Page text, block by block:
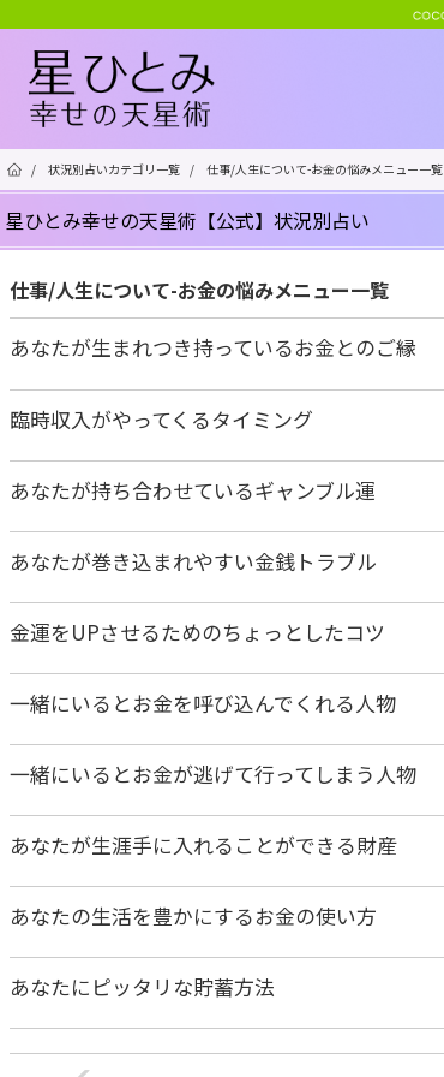
/ 状況別占いカテゴリ一覧 / 仕事/人生について-お金の悩みメニュー一覧
星ひとみ幸せの天星術【公式】状況別占い
仕事/人生について-お金の悩みメニュー一覧
あなたが生まれつき持っているお金とのご縁
臨時収入がやってくるタイミング
あなたが持ち合わせているギャンブル運
あなたが巻き込まれやすい金銭トラブル
金運をUPさせるためのちょっとしたコツ
一緒にいるとお金を呼び込んでくれる人物
一緒にいるとお金が逃げて行ってしまう人物
あなたが生涯手に入れることができる財産
あなたの生活を豊かにするお金の使い方
あなたにピッタリな貯蓄方法